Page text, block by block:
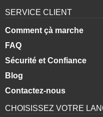
SERVICE CLIENT
Comment çà marche
FAQ
Sécurité et Confiance
Blog
Contactez-nous
CHOISISSEZ VOTRE